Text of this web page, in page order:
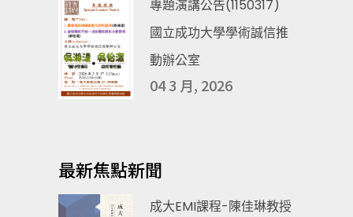
專題演講公告(1150317)
國立成功大學學術誠信推
動辦公室
04 3 月, 2026
最新焦點新聞
成大EMI課程-陳佳琳教授